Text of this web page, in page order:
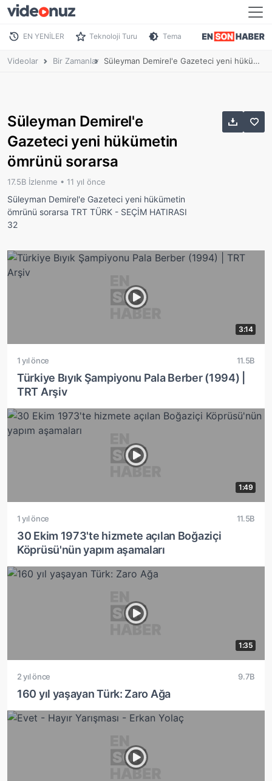
EN YENİLER Teknoloji Turu Tema
Videolar Bir Zamanlar Süleyman Demirel'e Gazeteci yeni hükümetin ömrünü sorarsa
Süleyman Demirel'e
Gazeteci yeni hükümetin
ömrünü sorarsa
17.5B İzlenme • 11 yıl önce
Süleyman Demirel'e Gazeteci yeni hükümetin
ömrünü sorarsa TRT TÜRK - SEÇİM HATIRASI
32
3:14
1 yıl önce 11.5B
Türkiye Bıyık Şampiyonu Pala Berber (1994) |
TRT Arşiv
1:49
1 yıl önce 11.5B
30 Ekim 1973'te hizmete açılan Boğaziçi
Köprüsü'nün yapım aşamaları
1:35
2 yıl önce 9.7B
160 yıl yaşayan Türk: Zaro Ağa